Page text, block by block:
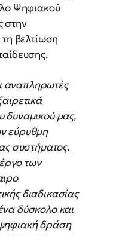
Ψηφιακού
στην
βελτίωση
αναπληρωτές
δυναμικού μας,
εύρυθμη
συστήματος.
των
διαδικασίας
δύσκολο και
δράση